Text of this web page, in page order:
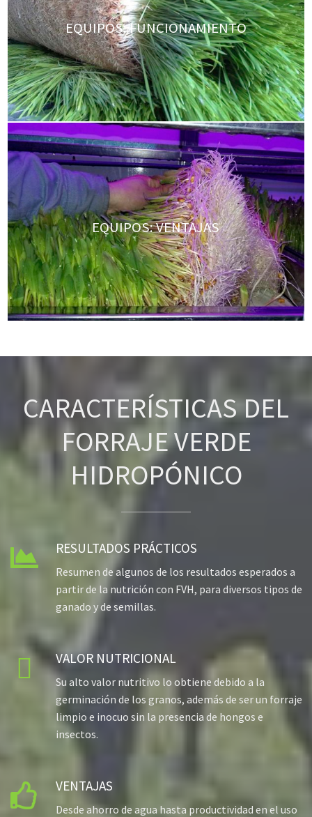
EQUIPOS: FUNCIONAMIENTO
EQUIPOS: VENTAJAS
CARACTERÍSTICAS DEL
FORRAJE VERDE
HIDROPÓNICO
 RESULTADOS PRÁCTICOS
Resumen de algunos de los resultados esperados a
partir de la nutrición con FVH, para diversos tipos de
ganado y de semillas.
 VALOR NUTRICIONAL
Su alto valor nutritivo lo obtiene debido a la
germinación de los granos, además de ser un forraje
limpio e inocuo sin la presencia de hongos e
insectos.
 VENTAJAS
Desde ahorro de agua hasta productividad en el uso